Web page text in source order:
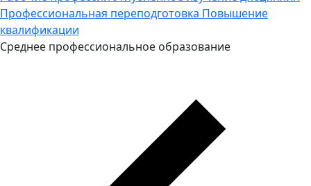
Профессиональная переподготовка Повышение
квалификации
Среднее профессиональное образование